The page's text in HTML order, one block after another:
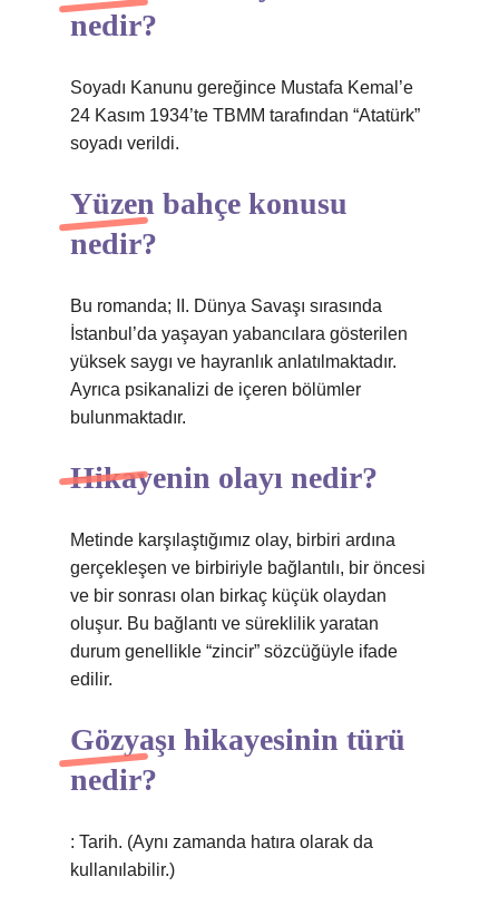
nedir?
Soyadı Kanunu gereğince Mustafa Kemal’e
24 Kasım 1934’te TBMM tarafından “Atatürk”
soyadı verildi.
Yüzen bahçe konusu
nedir?
Bu romanda; II. Dünya Savaşı sırasında
İstanbul’da yaşayan yabancılara gösterilen
yüksek saygı ve hayranlık anlatılmaktadır.
Ayrıca psikanalizi de içeren bölümler
bulunmaktadır.
Hikayenin olayı nedir?
Metinde karşılaştığımız olay, birbiri ardına
gerçekleşen ve birbiriyle bağlantılı, bir öncesi
ve bir sonrası olan birkaç küçük olaydan
oluşur. Bu bağlantı ve süreklilik yaratan
durum genellikle “zincir” sözcüğüyle ifade
edilir.
Gözyaşı hikayesinin türü
nedir?
: Tarih. (Aynı zamanda hatıra olarak da
kullanılabilir.)